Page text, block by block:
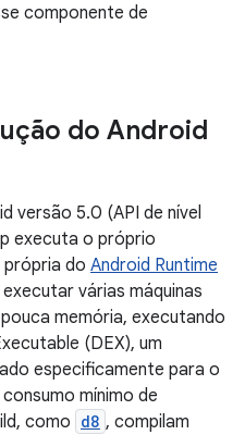
componente de
do Android
versão 5.0 (API de nível
executa o próprio
do Android Runtime
várias máquinas
memória, executando
(DEX), um
especificamente para o
mínimo de
como d8 , compilam